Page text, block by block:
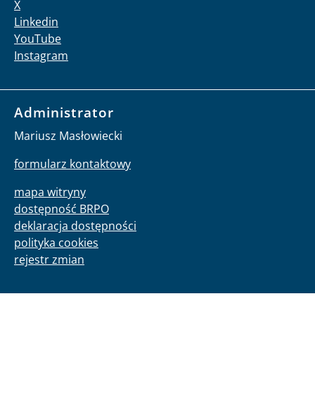
X
Linkedin
YouTube
Instagram
Administrator
Mariusz Masłowiecki
formularz kontaktowy
mapa witryny
dostępność BRPO
deklaracja dostępności
polityka cookies
rejestr zmian